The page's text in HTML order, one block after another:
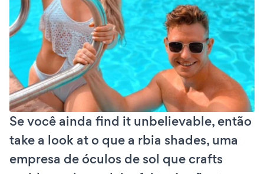
Se você ainda find it unbelievable, então
take a look at o que a rbia shades, uma
empresa de óculos de sol que crafts